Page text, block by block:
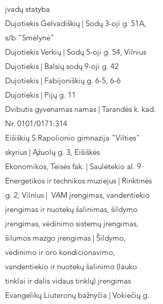
įvadų statyba
Dujotiekis Gelvadiškių | Sodų 3-oji g. 51A,
s/b "Smėlynė"
Dujotiekis Verkių | Sodų 5-oji g. 54, Vilnius
Dujotiekis | Balsių sodų 9-oji g. 42
Dujotiekis | Fabijoniškių g. 6-5, 6-6
Dujotiekis | Pijų g. 11
Dvibutis gyvenamas namas | Tarandės k. kad.
Nr. 0101/0171:314
Eišiškių S.Rapolionio gimnazija "Vilties"
skyrius | Ąžuolų g. 3, Eišiškės
Ekonomikos, Teisės fak. | Saulėtekio al. 9
Energetikos ir technikos muziejus | Rinktinės
g. 2, Vilnius | VAM įrengimas, vandentiekio
įrengimas ir nuotekų šalinimas, šildymo
įrengimas, vėdinimo sistemų įrengimas,
šilumos mazgo įrengimas | Šildymo,
vėdinimo ir oro kondicionavimo,
vandentiekio ir nuotekų šalinimo (lauko
tinklai ir dalis vidaus tinklų) įrengimas
Evangelikų Liuteronų bažnyčia | Vokiečių g.